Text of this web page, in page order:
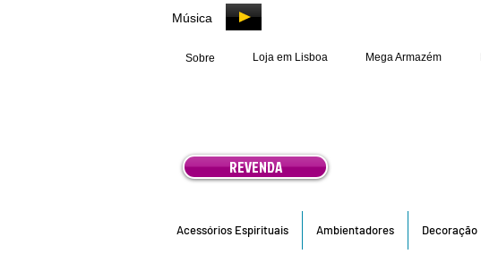
Música
Sobre Loja em Lisboa Mega Armazém
REVENDA
Acessórios Espirituais Ambientadores Decoração